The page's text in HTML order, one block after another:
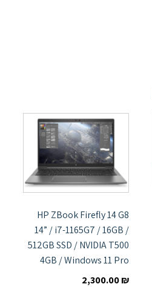
HP ZBook Firefly 14 G8
14” / i7-1165G7 / 16GB /
512GB SSD / NVIDIA T500
4GB / Windows 11 Pro
2,300.00₪